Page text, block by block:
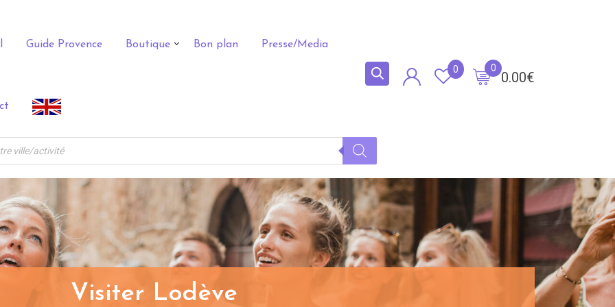
Guide Provence Boutique Bon plan Presse/Media
0.00€
0
0
Visiter Lodève